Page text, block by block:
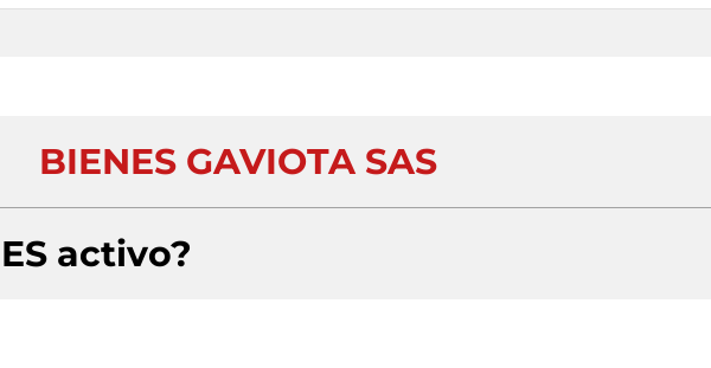
BIENES GAVIOTA SAS
activo?